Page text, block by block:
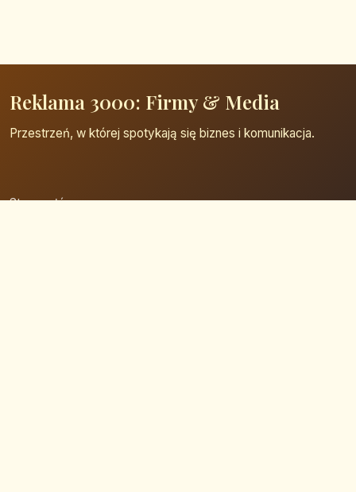
Reklama 3000: Firmy & Media
Przestrzeń, w której spotykają się biznes i komunikacja.
Strona główna